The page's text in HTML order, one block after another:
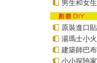
男生和女
原裝進口
湯瑪士小
建築師巴
小小探險